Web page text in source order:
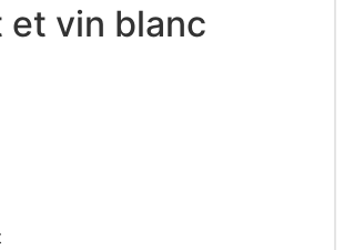
et vin blanc